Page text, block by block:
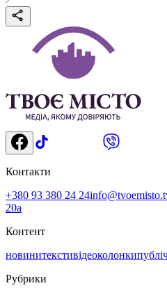
Контакти
+380 93 380 24 24
20а
Контент
новинитекстивідеоколонки
Рубрики